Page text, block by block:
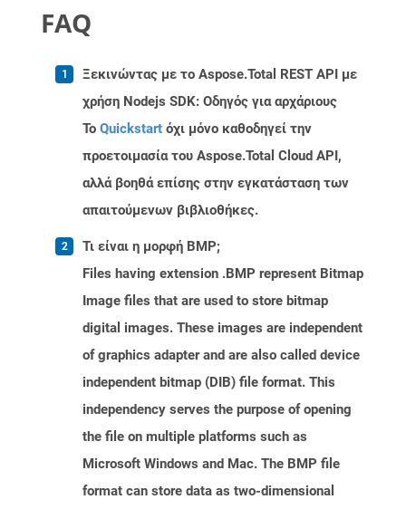
FAQ
Ξεκινώντας με το Aspose.Total REST API με
χρήση Nodejs SDK: Οδηγός για αρχάριους
Το Quickstart όχι μόνο καθοδηγεί την
προετοιμασία του Aspose.Total Cloud API,
αλλά βοηθά επίσης στην εγκατάσταση των
απαιτούμενων βιβλιοθήκες.
Τι είναι η μορφή BMP;
Files having extension .BMP represent Bitmap
Image files that are used to store bitmap
digital images. These images are independent
of graphics adapter and are also called device
independent bitmap (DIB) file format. This
independency serves the purpose of opening
the file on multiple platforms such as
Microsoft Windows and Mac. The BMP file
format can store data as two-dimensional